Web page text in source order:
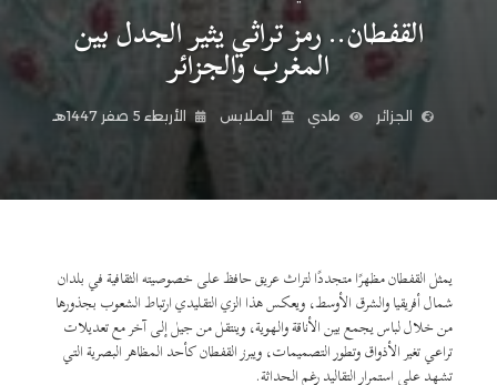
القفطان.. رمز تراثي يثير الجدل بين
المغرب والجزائر
الجزائر مادي الملابس الأربعاء 5 صفر 1447هـ
يمثل القفطان مظهرًا متجددًا لتراث عريق حافظ على خصوصيته الثقافية في بلدان
شمال أفريقيا والشرق الأوسط، ويعكس هذا الزي التقليدي ارتباط الشعوب بجذورها
من خلال لباس يجمع بين الأناقة والهوية، وينتقل من جيل إلى آخر مع تعديلات
تراعي تغير الأذواق وتطور التصميمات، ويبرز القفطان كأحد المظاهر البصرية التي
تشهد على استمرار التقاليد رغم الحداثة.